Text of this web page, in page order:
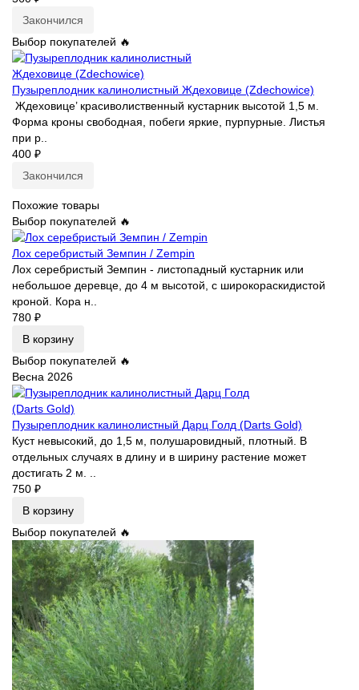
Закончился
Выбор покупателей 🔥
Пузыреплодник калинолистный Ждеховице (Zdechowice)
Ждеховице’ красиволиственный кустарник высотой 1,5 м.
Форма кроны свободная, побеги яркие, пурпурные. Листья
при р..
400 ₽
Закончился
Похожие товары
Выбор покупателей 🔥
Лох серебристый Земпин / Zempin
Лох серебристый Земпин - листопадный кустарник или
небольшое деревце, до 4 м высотой, с широкораскидистой
кроной. Кора н..
780 ₽
В корзину
Выбор покупателей 🔥
Весна 2026
Пузыреплодник калинолистный Дарц Голд (Darts Gold)
Куст невысокий, до 1,5 м, полушаровидный, плотный. В
отдельных случаях в длину и в ширину растение может
достигать 2 м. ..
750 ₽
В корзину
Выбор покупателей 🔥